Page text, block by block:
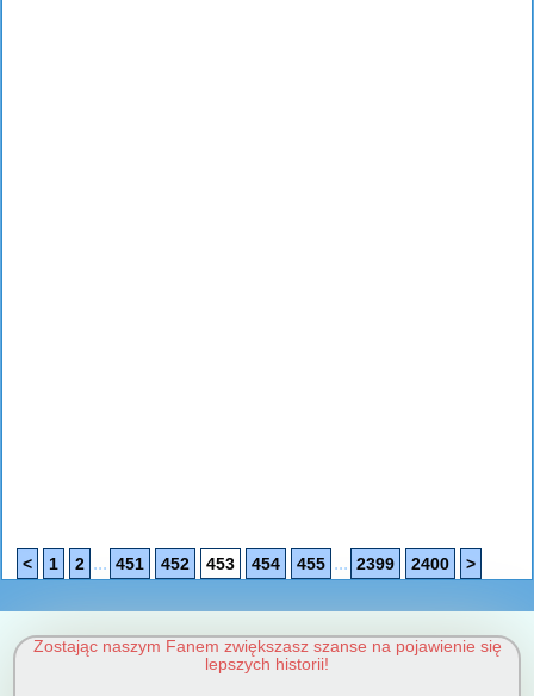
< 1 2 ... 451 452 453 454 455 ... 2399 2400 >
Zostając naszym Fanem zwiększasz szanse na pojawienie się
lepszych historii!